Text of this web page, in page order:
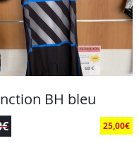
BH bleu
€ 25,00€